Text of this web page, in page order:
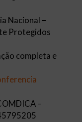
Nacional –
Protegidos
completa e
–